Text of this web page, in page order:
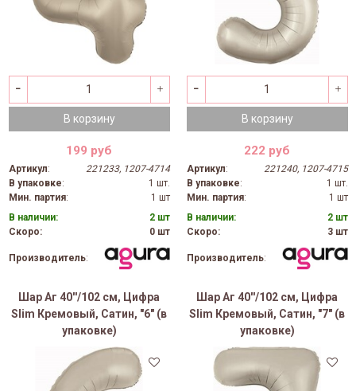
В корзину
199 руб
Артикул:
221233, 1207-4714
В упаковке:
1 шт.
Мин. партия:
1 шт
В наличии:
2 шт
Скоро:
0 шт
Производитель:
В корзину
222 руб
Артикул:
221240, 1207-4715
В упаковке:
1 шт.
Мин. партия:
1 шт
В наличии:
2 шт
Скоро:
3 шт
Производитель:
Шар Аг 40''/102 см, Цифра
Slim Кремовый, Сатин, "6" (в
упаковке)
Шар Аг 40''/102 см, Цифра
Slim Кремовый, Сатин, "7" (в
упаковке)